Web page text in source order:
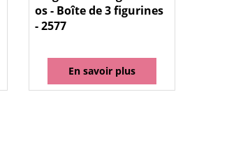
os - Boîte de 3 figurines
- 2577
En savoir plus